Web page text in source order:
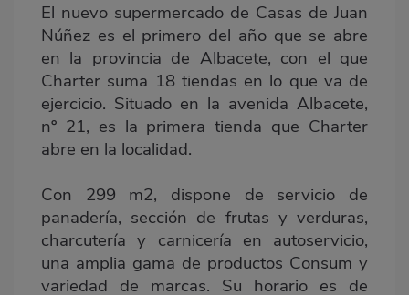
El nuevo supermercado de Casas de Juan
Núñez es el primero del año que se abre
en la provincia de Albacete, con el que
Charter suma 18 tiendas en lo que va de
ejercicio. Situado en la avenida Albacete,
nº 21, es la primera tienda que Charter
abre en la localidad.
Con 299 m2, dispone de servicio de
panadería, sección de frutas y verduras,
charcutería y carnicería en autoservicio,
una amplia gama de productos Consum y
variedad de marcas. Su horario es de